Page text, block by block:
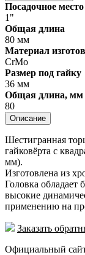
Посадочное место
1"
Общая длина
80 мм
Материал
CrMo
Размер под гайку
36 мм
Общая длина, мм
80
Описание
Шестигранная
гайковёрта с
мм).
Изготовлена из
Головка
высокие
применению на
Заказать
Официальный